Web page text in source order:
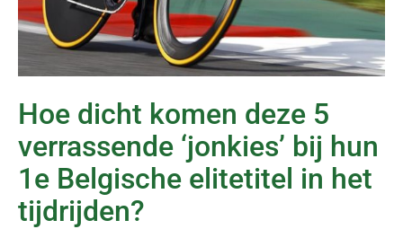
Hoe dicht komen deze 5
verrassende ‘jonkies’ bij hun
1e Belgische elitetitel in het
tijdrijden?